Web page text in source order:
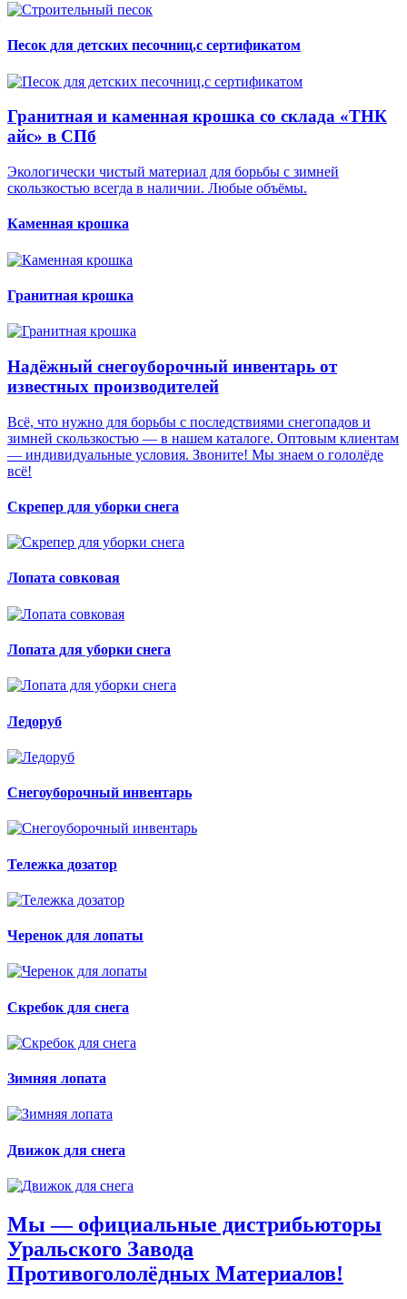
Песок для детских песочниц,с сертификатом
Гранитная и каменная крошка со склада «ТНК
айс» в СПб
Экологически чистый материал для борьбы с зимней
скользкостью всегда в наличии. Любые объёмы.
Каменная крошка
Гранитная крошка
Надёжный снегоуборочный инвентарь от
известных производителей
Всё, что нужно для борьбы с последствиями снегопадов и
зимней скользкостью — в нашем каталоге. Оптовым клиентам
— индивидуальные условия. Звоните! Мы знаем о гололёде
всё!
Скрепер для уборки снега
Лопата совковая
Лопата для уборки снега
Ледоруб
Снегоуборочный инвентарь
Тележка дозатор
Черенок для лопаты
Скребок для снега
Зимняя лопата
Движок для снега
Мы — официальные дистрибьюторы
Уральского Завода
Противогололёдных Материалов!